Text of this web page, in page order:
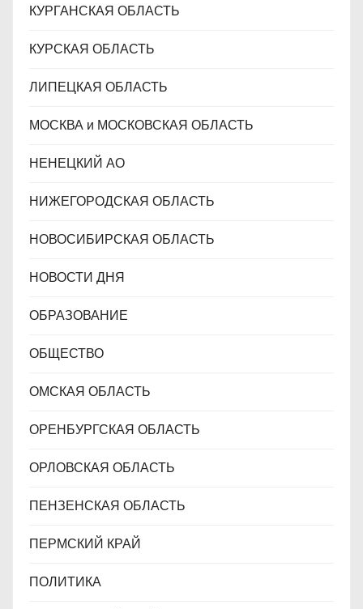
КУРГАНСКАЯ ОБЛАСТЬ
КУРСКАЯ ОБЛАСТЬ
ЛИПЕЦКАЯ ОБЛАСТЬ
МОСКВА и МОСКОВСКАЯ ОБЛАСТЬ
НЕНЕЦКИЙ АО
НИЖЕГОРОДСКАЯ ОБЛАСТЬ
НОВОСИБИРСКАЯ ОБЛАСТЬ
НОВОСТИ ДНЯ
ОБРАЗОВАНИЕ
ОБЩЕСТВО
ОМСКАЯ ОБЛАСТЬ
ОРЕНБУРГСКАЯ ОБЛАСТЬ
ОРЛОВСКАЯ ОБЛАСТЬ
ПЕНЗЕНСКАЯ ОБЛАСТЬ
ПЕРМСКИЙ КРАЙ
ПОЛИТИКА